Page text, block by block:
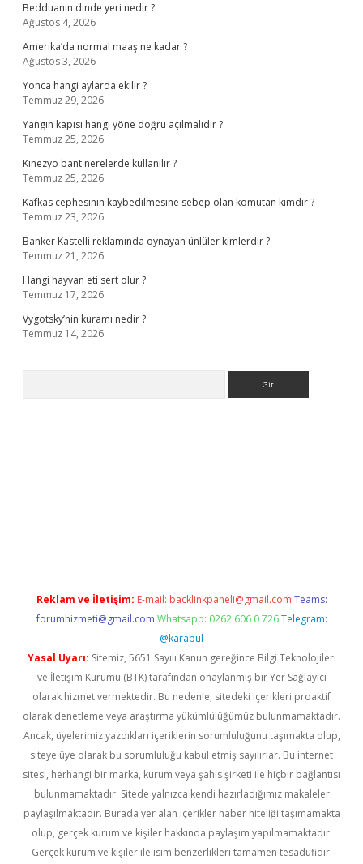
Bedduanın dinde yeri nedir ?
Ağustos 4, 2026
Amerika’da normal maaş ne kadar ?
Ağustos 3, 2026
Yonca hangi aylarda ekilir ?
Temmuz 29, 2026
Yangın kapısı hangi yöne doğru açılmalıdır ?
Temmuz 25, 2026
Kinezyo bant nerelerde kullanılır ?
Temmuz 25, 2026
Kafkas cephesinin kaybedilmesine sebep olan komutan kimdir ?
Temmuz 23, 2026
Banker Kastelli reklamında oynayan ünlüler kimlerdir ?
Temmuz 21, 2026
Hangi hayvan eti sert olur ?
Temmuz 17, 2026
Vygotsky’nin kuramı nedir ?
Temmuz 14, 2026
Reklam ve İletişim: E-mail: backlinkpaneli@gmail.com Teams:
forumhizmeti@gmail.com Whatsapp: 0262 606 0 726 Telegram:
@karabul
Yasal Uyarı: Sitemiz, 5651 Sayılı Kanun gereğince Bilgi Teknolojileri
ve İletişim Kurumu (BTK) tarafından onaylanmış bir Yer Sağlayıcı
olarak hizmet vermektedir. Bu nedenle, sitedeki içerikleri proaktif
olarak denetleme veya araştırma yükümlülüğümüz bulunmamaktadır.
Ancak, üyelerimiz yazdıkları içeriklerin sorumluluğunu taşımakta olup,
siteye üye olarak bu sorumluluğu kabul etmiş sayılırlar. Bu internet
sitesi, herhangi bir marka, kurum veya şahıs şirketi ile hiçbir bağlantısı
bulunmamaktadır. Sitede yalnızca kendi hazırladığımız makaleler
paylaşılmaktadır. Burada yer alan içerikler haber niteliği taşımamakta
olup, gerçek kurum ve kişiler hakkında paylaşım yapılmamaktadır.
Gerçek kurum ve kişiler ile isim benzerlikleri tamamen tesadüfidir.